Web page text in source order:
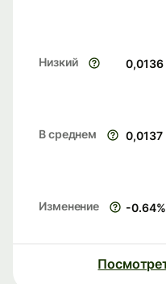
Низкий 0,0136
В среднем 0,0137
Изменение -0.64%